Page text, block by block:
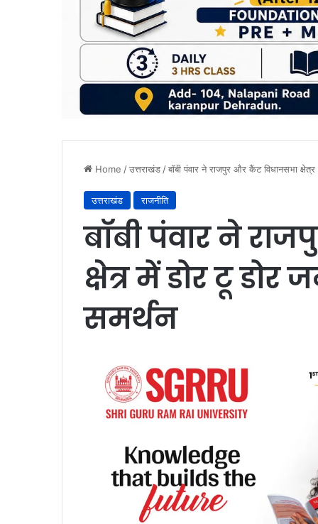
Home /उत्तराखंड/बॉबी पंवार ने राजपुर और कैंट विधानसभा
उत्तराखंड राजनीति
बॉबी पंवार ने
क्षेत्र में डोर टू
समर्थन